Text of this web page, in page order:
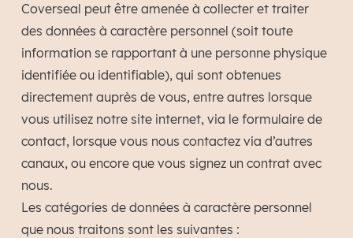
Coverseal peut être amenée à collecter et traiter
des données à caractère personnel (soit toute
information se rapportant à une personne physique
identifiée ou identifiable), qui sont obtenues
directement auprès de vous, entre autres lorsque
vous utilisez notre site internet, via le formulaire de
contact, lorsque vous nous contactez via d’autres
canaux, ou encore que vous signez un contrat avec
nous.
Les catégories de données à caractère personnel
que nous traitons sont les suivantes :